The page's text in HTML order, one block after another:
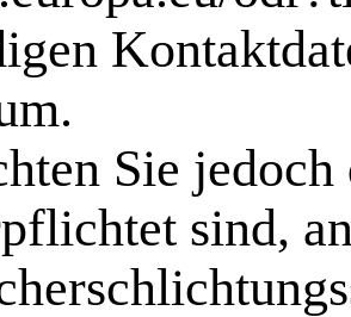
Sie
sind,